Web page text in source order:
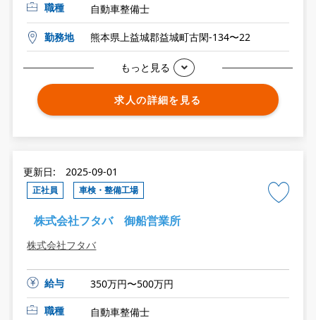
職種
自動車整備士
勤務地 熊本県上益城郡益城町古閑-134〜22
もっと見る
求人の詳細を見る
更新日: 2025-09-01
正社員 車検・整備工場
株式会社フタバ 御船営業所
株式会社フタバ
給与
350万円〜500万円
職種
自動車整備士